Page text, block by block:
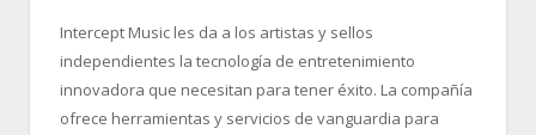
Intercept Music les da a los artistas y sellos
independientes la tecnología de entretenimiento
innovadora que necesitan para tener éxito. La compañía
ofrece herramientas y servicios de vanguardia para